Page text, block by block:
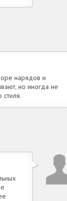
нарядов и
но иногда не
стиля.